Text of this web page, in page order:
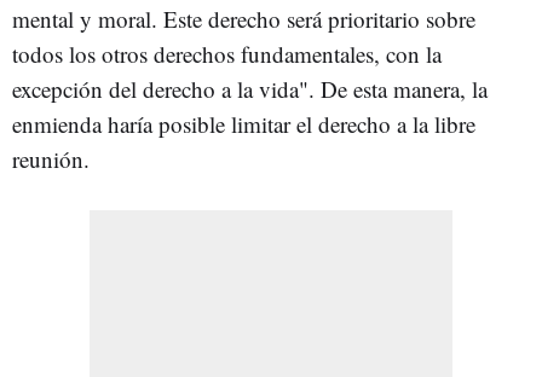
mental y moral. Este derecho será prioritario sobre
todos los otros derechos fundamentales, con la
excepción del derecho a la vida". De esta manera, la
enmienda haría posible limitar el derecho a la libre
reunión.